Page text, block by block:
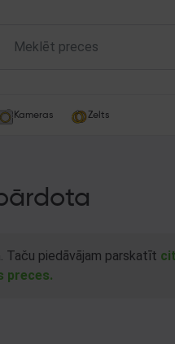
Kameras Zelts
Taču piedāvājam parskatīt
preces.